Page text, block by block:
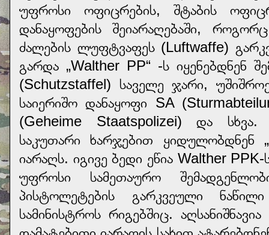
უფროსი ოფიცრების, შტაბის
დანაყოფების შეიარაღებაში,
ძალების ლუფტვაფეს (Luftwaffe)
გარდა „Walther PP“ -ს იყენებდნენ
(Schutzstaffel) საველე ჯარი,
საიერიშო დანაყოფი SA
(Geheime Staatspolizei) და სხვა.
საკუთარი ხარჯებით ყიდულობდნენ
იარაღს. იგივე ბედი ეწია Walther
უფროსი სამეთაურო
პისტოლეტების გარკვეული
სამინისტროს რიგებშიც.